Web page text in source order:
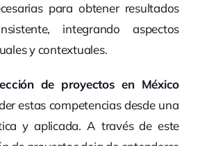
para obtener resultados
integrando aspectos
y contextuales.
de proyectos en México
estas competencias desde una
y aplicada. A través de este